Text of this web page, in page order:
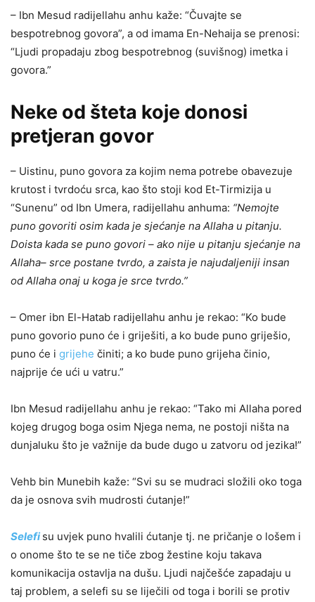
– Ibn Mesud radijellahu anhu kaže: “Čuvajte se
bespotrebnog govora”, a od imama En-Nehaija se prenosi:
“Ljudi propadaju zbog bespotrebnog (suvišnog) imetka i
govora.”
Neke od šteta koje donosi
pretjeran govor
– Uistinu, puno govora za kojim nema potrebe obavezuje
krutost i tvrdoću srca, kao što stoji kod Et-Tirmizija u
“Sunenu” od Ibn Umera, radijellahu anhuma: “Nemojte
puno govoriti osim kada je sjećanje na Allaha u pitanju.
Doista kada se puno govori – ako nije u pitanju sjećanje na
Allaha– srce postane tvrdo, a zaista je najudaljeniji insan
od Allaha onaj u koga je srce tvrdo.”
– Omer ibn El-Hatab radijellahu anhu je rekao: “Ko bude
puno govorio puno će i griješiti, a ko bude puno griješio,
puno će i grijehe činiti; a ko bude puno grijeha činio,
najprije će ući u vatru.”
Ibn Mesud radijellahu anhu je rekao: “Tako mi Allaha pored
kojeg drugog boga osim Njega nema, ne postoji ništa na
dunjaluku što je važnije da bude dugo u zatvoru od jezika!”
Vehb bin Munebih kaže: “Svi su se mudraci složili oko toga
da je osnova svih mudrosti ćutanje!”
Selefi su uvjek puno hvalili ćutanje tj. ne pričanje o lošem i
o onome što te se ne tiče zbog žestine koju takava
komunikacija ostavlja na dušu. Ljudi najčešće zapadaju u
taj problem, a selefi su se liječili od toga i borili se protiv